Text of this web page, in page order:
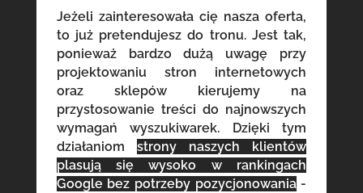
Jeżeli zainteresowała cię nasza oferta,
to już pretendujesz do tronu. Jest tak,
ponieważ bardzo dużą uwagę przy
projektowaniu stron internetowych
oraz sklepów kierujemy na
przystosowanie treści do najnowszych
wymagań wyszukiwarek. Dzięki tym
działaniom strony naszych klientów
plasują się wysoko w rankingach
Google bez potrzeby pozycjonowania-